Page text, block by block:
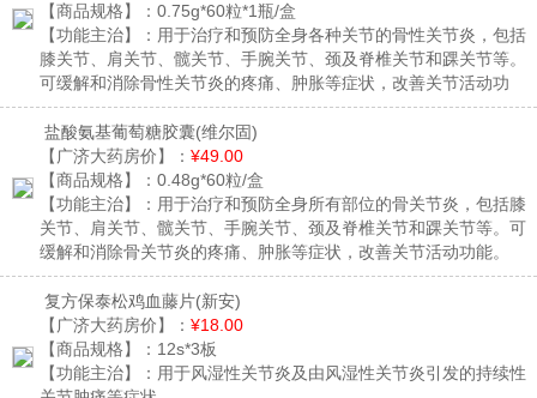
【商品规格】： 0.75g*60粒*1瓶/盒
【功能主治】： 用于治疗和预防全身各种关节的骨性关节炎，包括
膝关节、肩关节、髋关节、手腕关节、颈及脊椎关节和踝关节等。
可缓解和消除骨性关节炎的疼痛、肿胀等症状，改善关节活动功
能。
盐酸氨基葡萄糖胶囊(维尔固)
【广济大药房价】： ¥49.00
【商品规格】： 0.48g*60粒/盒
【功能主治】： 用于治疗和预防全身所有部位的骨关节炎，包括膝
关节、肩关节、髋关节、手腕关节、颈及脊椎关节和踝关节等。可
缓解和消除骨关节炎的疼痛、肿胀等症状，改善关节活动功能。
复方保泰松鸡血藤片(新安)
【广济大药房价】： ¥18.00
【商品规格】： 12s*3板
【功能主治】： 用于风湿性关节炎及由风湿性关节炎引发的持续性